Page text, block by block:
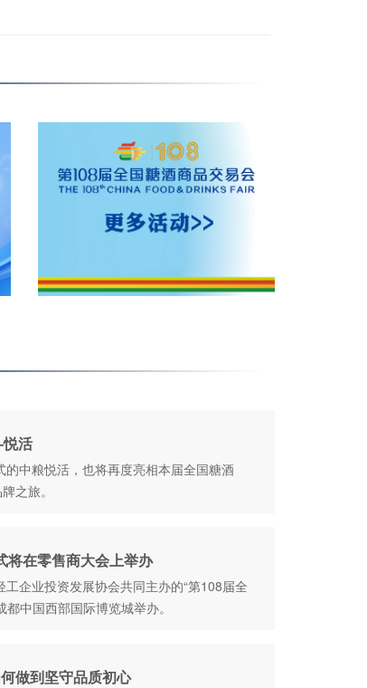
活
中粮悦活，也将再度亮相本届全国糖酒
之旅。
将在零售商大会上举办
企业投资发展协会共同主办的“第108届全
中国西部国际博览城举办。
做到坚守品质初心